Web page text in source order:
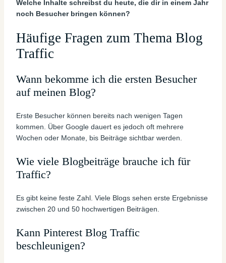
Welche Inhalte schreibst du heute, die dir in einem Jahr
noch Besucher bringen können?
Häufige Fragen zum Thema Blog
Traffic
Wann bekomme ich die ersten Besucher
auf meinen Blog?
Erste Besucher können bereits nach wenigen Tagen
kommen. Über Google dauert es jedoch oft mehrere
Wochen oder Monate, bis Beiträge sichtbar werden.
Wie viele Blogbeiträge brauche ich für
Traffic?
Es gibt keine feste Zahl. Viele Blogs sehen erste Ergebnisse
zwischen 20 und 50 hochwertigen Beiträgen.
Kann Pinterest Blog Traffic
beschleunigen?